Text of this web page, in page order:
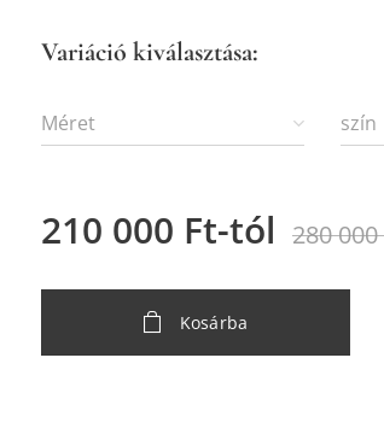
Variáció kiválasztása:
Méret szín
210 000 Ft-tól 280 000
Kosárba